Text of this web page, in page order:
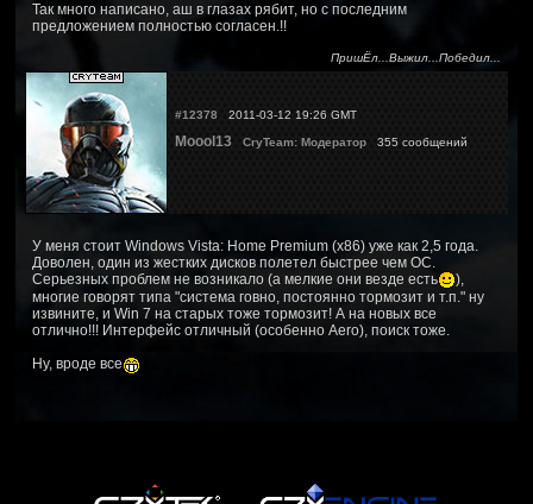
Так много написано, аш в глазах рябит, но с последним
предложением полностью согласен.!!
ПришЁл...Выжил...Победил...
#12378 2011-03-12 19:26 GMT
Moool13 CryTeam: Модератор 355 сообщений
У меня стоит Windows Vista: Home Premium (х86) уже как 2,5 года.
Доволен, один из жестких дисков полетел быстрее чем ОС.
Серьезных проблем не возникало (а мелкие они везде есть
),
многие говорят типа "система говно, постоянно тормозит и т.п." ну
извините, и Win 7 на старых тоже тормозит! А на новых все
отлично!!! Интерфейс отличный (особенно Aero), поиск тоже.
Ну, вроде все